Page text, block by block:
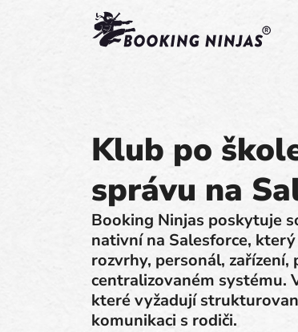
Klub po
správu na
Booking Ninjas poskytuje
nativní na Salesforce,
rozvrhy, personál,
centralizovaném systému.
které vyžadují
komunikaci s rodiči.